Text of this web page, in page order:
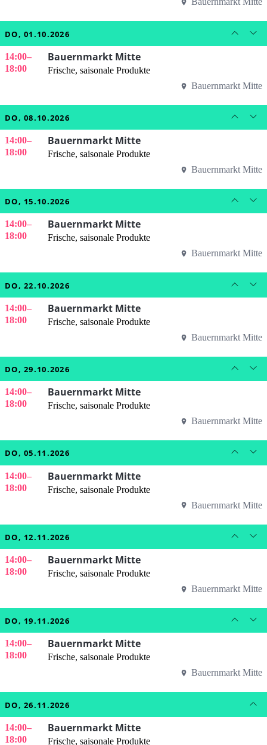
DO, 01.10.2026
14:00–
18:00
Bauernmarkt Mitte
Frische, saisonale Produkte
Bauernmarkt Mitte
DO, 08.10.2026
14:00–
18:00
Bauernmarkt Mitte
Frische, saisonale Produkte
Bauernmarkt Mitte
DO, 15.10.2026
14:00–
18:00
Bauernmarkt Mitte
Frische, saisonale Produkte
Bauernmarkt Mitte
DO, 22.10.2026
14:00–
18:00
Bauernmarkt Mitte
Frische, saisonale Produkte
Bauernmarkt Mitte
DO, 29.10.2026
14:00–
18:00
Bauernmarkt Mitte
Frische, saisonale Produkte
Bauernmarkt Mitte
DO, 05.11.2026
14:00–
18:00
Bauernmarkt Mitte
Frische, saisonale Produkte
Bauernmarkt Mitte
DO, 12.11.2026
14:00–
18:00
Bauernmarkt Mitte
Frische, saisonale Produkte
Bauernmarkt Mitte
DO, 19.11.2026
14:00–
18:00
Bauernmarkt Mitte
Frische, saisonale Produkte
Bauernmarkt Mitte
DO, 26.11.2026
14:00–
18:00
Bauernmarkt Mitte
Frische, saisonale Produkte